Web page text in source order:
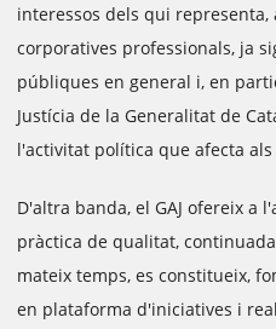
interessos dels qui representa,
corporatives professionals, ja
públiques en general i, en
Justícia de la Generalitat de
l'activitat política que afecta
D'altra banda, el GAJ ofereix a
pràctica de qualitat,
mateix temps, es constitueix,
en plataforma d'iniciatives i